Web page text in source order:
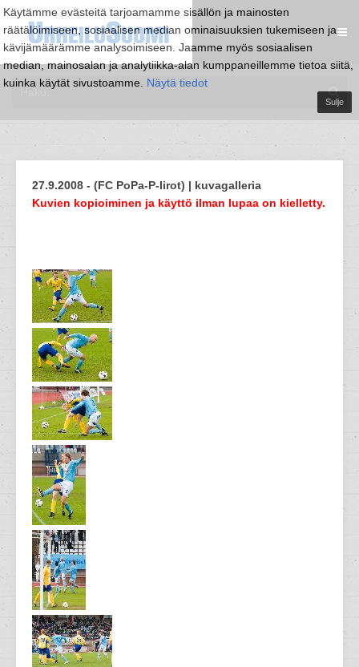
Käytämme evästeitä tarjoamamme sisällön ja mainosten
räätälöimiseen, sosiaalisen median ominaisuuksien tukemiseen ja
kävijämäärämme analysoimiseen. Jaamme myös sosiaalisen
median, mainosalan ja analytiikka-alan kumppaneillemme tietoa siitä,
kuinka käytät sivustoamme. Näytä tiedot
Sulje
27.9.2008 - (FC PoPa-P-Iirot) | kuvagalleria
Kuvien kopioiminen ja käyttö ilman lupaa on kielletty.